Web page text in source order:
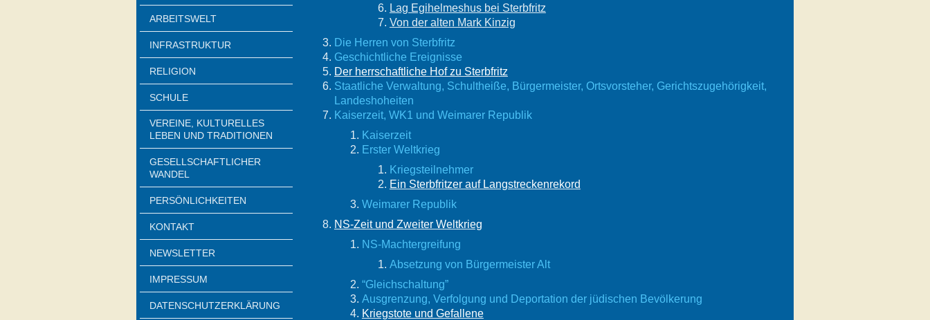
ARBEITSWELT
INFRASTRUKTUR
RELIGION
SCHULE
VEREINE, KULTURELLES
LEBEN UND TRADITIONEN
GESELLSCHAFTLICHER
WANDEL
PERSÖNLICHKEITEN
KONTAKT
NEWSLETTER
IMPRESSUM
DATENSCHUTZERKLÄRUNG
Lag Egihelmeshus bei Sterbfritz
Von der alten Mark Kinzig
Die Herren von Sterbfritz
Geschichtliche Ereignisse
Der herrschaftliche Hof zu Sterbfritz
Staatliche Verwaltung, Schultheiße, Bürgermeister, Ortsvorsteher, Gerichtszugehörigkeit,
Landeshoheiten
Kaiserzeit, WK1 und Weimarer Republik
Kaiserzeit
Erster Weltkrieg
​Kriegsteilnehmer
Ein Sterbfritzer auf Langstreckenrekord
Weimarer Republik
NS-Zeit und Zweiter Weltkrieg
NS-Machtergreifung
Absetzung von Bürgermeister Alt
“Gleichschaltung”
Ausgrenzung, Verfolgung und Deportation der jüdischen Bevölkerung
Kriegstote und Gefallene